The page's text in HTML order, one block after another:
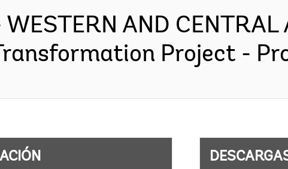
WESTERN AND
Project -